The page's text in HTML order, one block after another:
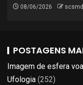
08/06/2026
POSTAGENS
Imagem de esfera
Ufologia (252)